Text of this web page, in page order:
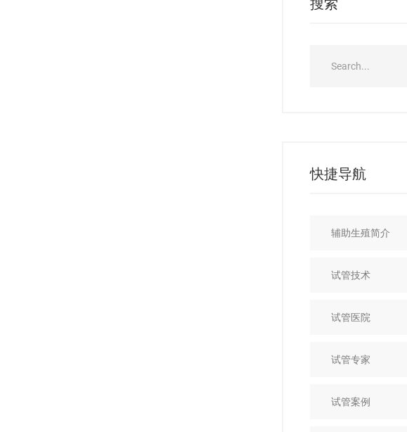
搜索
快捷导航
辅助生殖简介
试管技术
试管医院
试管专家
试管案例